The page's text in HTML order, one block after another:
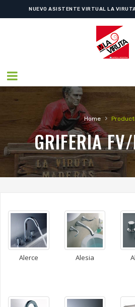
NUEVO ASISTENTE VIRTUAL LA
NUEVO ASISTENTE VIRTUAL LA
Home ›
GRIFERIA
Alerce Alesia